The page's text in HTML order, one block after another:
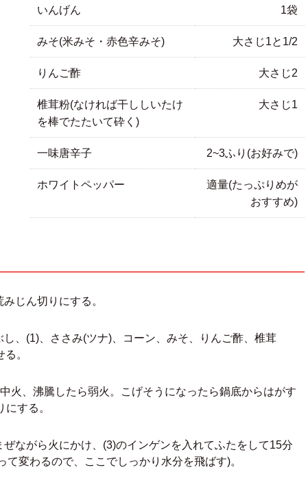
いんげん 1袋
みそ(米みそ・赤色辛みそ) 大さじ1と1/2
りんご酢 大さじ2
椎茸粉(なければ干ししいたけ
を棒でたたいて砕く)
大さじ1
一味唐辛子 2~3ふり(お好みで)
ホワイトペッパー
適量(たっぷりめが
おすすめ)
じん切りにする。
、(1)、ささみ(ツナ)、コーン、みそ、りんご酢、椎茸
。
火、沸騰したら弱火。こげそうになったら鍋底からはがす
する。
ながら火にかけ、(3)のインゲンを入れてふたをして15分
変わるので、ここでしっかり水分を飛ばす)。